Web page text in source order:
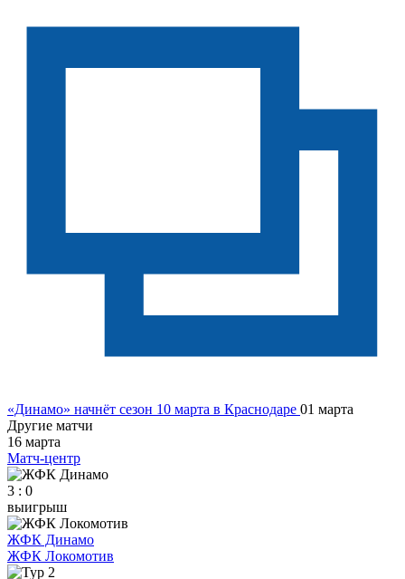
«Динамо» начнёт сезон 10 марта в Краснодаре 01 марта
Другие матчи
16 марта
Матч-центр
3 : 0
выигрыш
ЖФК Динамо
ЖФК Локомотив